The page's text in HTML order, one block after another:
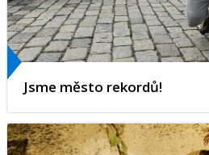
Jsme město rekordů!